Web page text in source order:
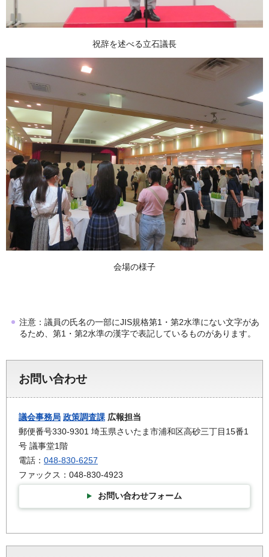
祝辞を述べる立石議長
会場の様子
注意：議員の氏名の一部にJIS規格第1・第2水準にない文字があ
るため、第1・第2水準の漢字で表記しているものがあります。
お問い合わせ
議会事務局 政策調査課 広報担当
郵便番号330-9301 埼玉県さいたま市浦和区高砂三丁目15番1
号 議事堂1階
電話： 048-830-6257
ファックス：048-830-4923
お問い合わせフォーム